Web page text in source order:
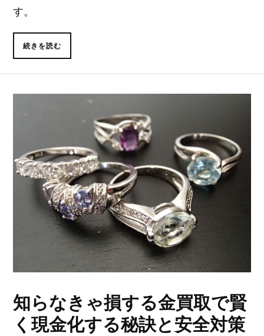
す。
続きを読む
知らなきゃ損する金買取で賢
く現金化する秘訣と安全対策